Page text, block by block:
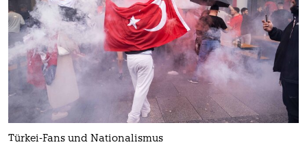
Türkei-Fans und Nationalismus